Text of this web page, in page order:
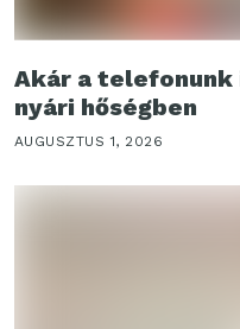
Akár a telefonunk
nyári hőségben
AUGUSZTUS 1, 2026